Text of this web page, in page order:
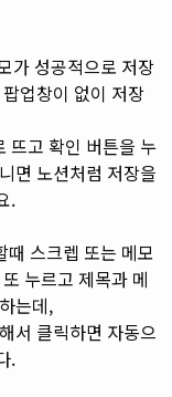
가 성공적으로 저장
업창이 없이 저장
뜨고 확인 버튼을 누
면 노션처럼 저장을
.
스크렙 또는 메모
누르고 제목과 메
는데,
서 클릭하면 자동으
.